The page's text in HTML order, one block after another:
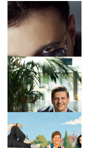
Forbes-sztori